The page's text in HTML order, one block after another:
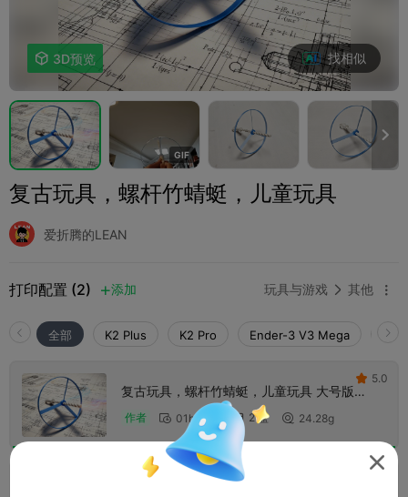
 3D预览 找相似
GIF

复古玩具，螺杆竹蜻蜓，儿童玩具
爱折腾的LEAN
打印配置 (2) 添加 玩具与游戏  其他 
全部 K2 Plus K2 Pro Ender-3 V3 Mega K2
复古玩具，螺杆竹蜻蜓，儿童玩具 大号版
作者  01h 28m  2 盘  24.28g
 5.0
